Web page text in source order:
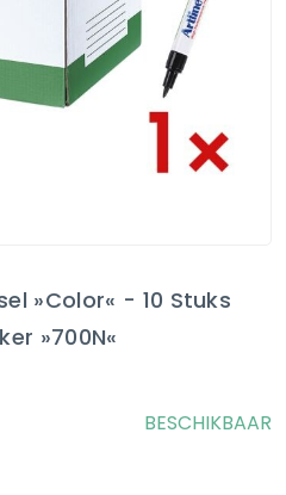
»Color« - 10 Stuks
»700N«
BESCHIKBAAR